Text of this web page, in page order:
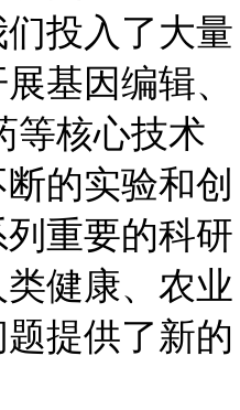
投入了大量
基因编辑、
等核心技术
的实验和创
重要的科研
健康、农业
提供了新的